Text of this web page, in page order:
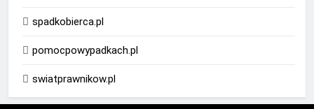
spadkobierca.pl
pomocpowypadkach.pl
swiatprawnikow.pl